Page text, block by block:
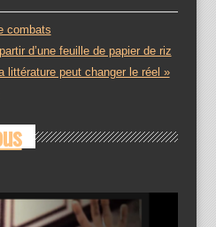
combats
d’une feuille de papier de riz
littérature peut changer le réel »